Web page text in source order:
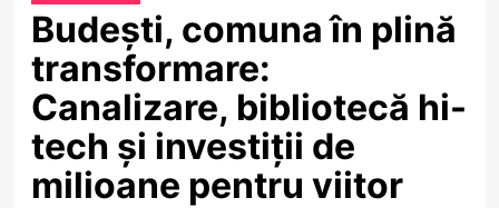
Budești, comuna în plină
transformare:
Canalizare, bibliotecă hi-
tech și investiții de
milioane pentru viitor